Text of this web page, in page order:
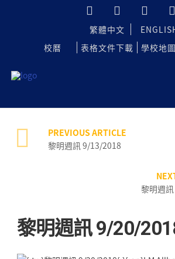
繁體中文
校曆
表格文件下載 學校地圖
PREVIOUS ARTICLE
黎明週訊 9/13/2018
黎明週
黎明週訊 9/20/